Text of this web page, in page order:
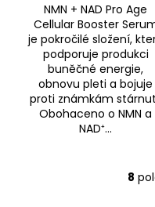
NMN + NAD Pro Age
Cellular Booster
je pokročilé složení,
podporuje produkci
buněčné energie,
obnovu pleti a bojuje
proti známkám
Obohaceno o NMN a
NAD⁺...
8